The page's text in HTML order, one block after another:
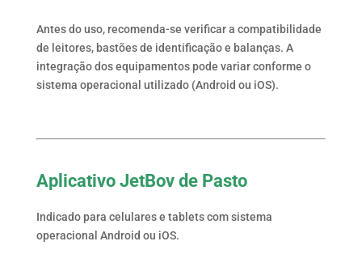
Antes do uso, recomenda-se verificar a compatibilidade
de leitores, bastões de identificação e balanças. A
integração dos equipamentos pode variar conforme o
sistema operacional utilizado (Android ou iOS).
Aplicativo JetBov de Pasto
Indicado para celulares e tablets com sistema
operacional Android ou iOS.